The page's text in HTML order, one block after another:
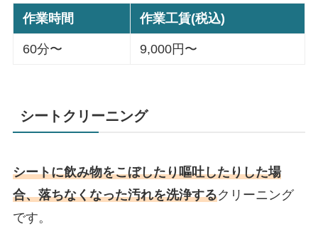
作業時間 作業工賃(税込)
60分〜 9,000円〜
シートクリーニング
シートに飲み物をこぼしたり嘔吐したりした場
合、落ちなくなった汚れを洗浄するクリーニング
です。